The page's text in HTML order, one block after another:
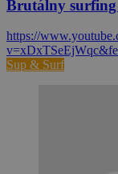
Brutálny
https://
Sup & Surf